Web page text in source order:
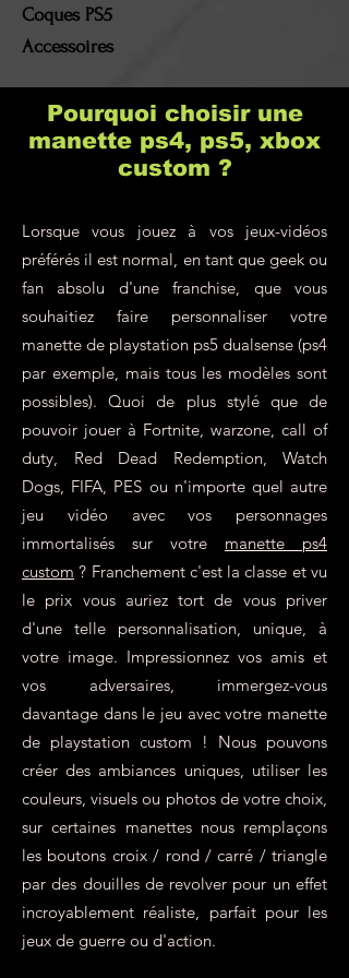
port et les frais de retour
resteront à la charge du
Coques PS5
Accessoires
Pourquoi choisir une
manette ps4, ps5, xbox
custom ?
Lorsque vous jouez à vos jeux-vidéos
préférés il est normal, en tant que geek ou
fan absolu d'une franchise, que vous
souhaitiez faire personnaliser votre
manette de playstation ps5 dualsense (ps4
par exemple, mais tous les modèles sont
possibles). Quoi de plus stylé que de
pouvoir jouer à Fortnite, warzone, call of
duty, Red Dead Redemption, Watch
Dogs, FIFA, PES ou n'importe quel autre
jeu vidéo avec vos personnages
immortalisés sur votre manette ps4
custom ? Franchement c'est la classe et vu
le prix vous auriez tort de vous priver
d'une telle personnalisation, unique, à
votre image. Impressionnez vos amis et
vos adversaires, immergez-vous
davantage dans le jeu avec votre manette
de playstation custom ! Nous pouvons
créer des ambiances uniques, utiliser les
couleurs, visuels ou photos de votre choix,
sur certaines manettes nous remplaçons
les boutons croix / rond / carré / triangle
par des douilles de revolver pour un effet
incroyablement réaliste, parfait pour les
jeux de guerre ou d'action.